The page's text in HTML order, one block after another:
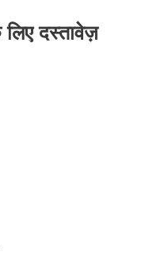
दस्तावेज़